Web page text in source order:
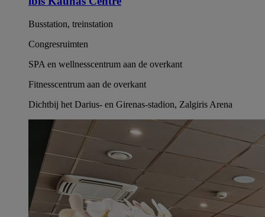
Busstation, treinstation
Congresruimten
SPA en wellnesscentrum aan de overkant
Fitnesscentrum aan de overkant
Dichtbij het Darius- en Girenas-stadion, Zalgiris Arena